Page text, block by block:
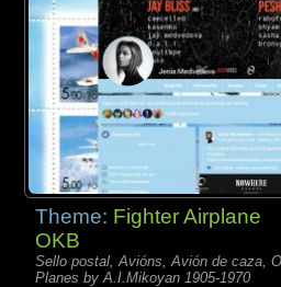
Theme: Fighter Airplane
OKB
Sello postal, Avións, Avión de caza,
Planes by A.I.Mikoyan 1905-1970